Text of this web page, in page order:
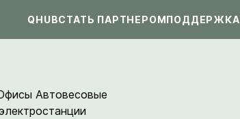
QHUBСТАТЬ ПАРТНЕРОМПОДДЕРЖКА
Автовесовые